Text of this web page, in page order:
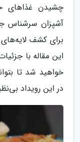
چشیدن غذاهای
آشپزان سرشناس
برای کشف
این مقاله با
خواهید شد تا
در این رویداد